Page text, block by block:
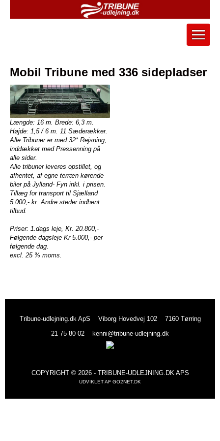
Mobil Tribune med 336 sidepladser
Længde: 16 m. Brede: 6,3 m.
Højde: 1,5 / 6 m. 11 Sæderækker.
Alle Tribuner er med 32* Rejsning,
inddækket med Pressenning på
alle sider.
Alle tribuner leveres opstillet, og
afhentet, af egne terræn kørende
biler på Jylland- Fyn inkl. i prisen.
Tillæg for transport til Sjælland
5.000,- kr. Andre steder indhent
tilbud.
Priser: 1.dags leje, Kr. 20.800,-
Følgende dagsleje Kr 5.000,- per
følgende dag.
excl. 25 % moms.
Tribune-udlejning.dk ApS Viborg Hovedvej 102
7160 Tørring
21 75 80 02
kenni@tribune-udlejning.dk
COPYRIGHT © 2026 - TRIBUNE-UDLEJNING.DK APS
UDVIKLET AF GO2NET.DK